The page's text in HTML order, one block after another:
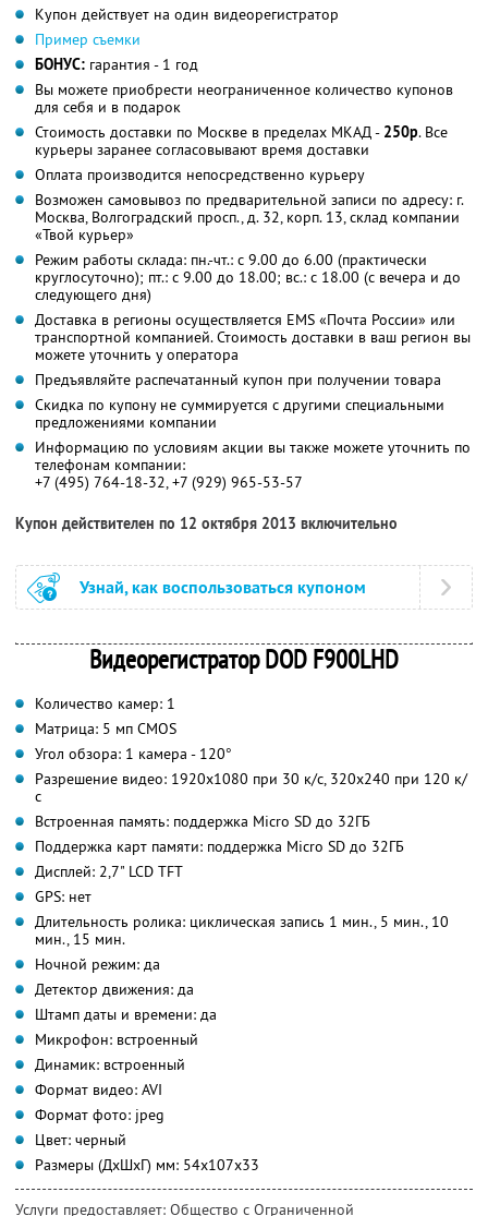
Купон действует на один видеорегистратор
Пример съемки
БОНУС: гарантия - 1 год
Вы можете приобрести неограниченное количество купонов
для себя и в подарок
Стоимость доставки по Москве в пределах МКАД - 250р. Все
курьеры заранее согласовывают время доставки
Оплата производится непосредственно курьеру
Возможен самовывоз по предварительной записи по адресу: г.
Москва, Волгоградский просп., д. 32, корп. 13, склад компании
«Твой курьер»
Режим работы склада: пн.-чт.: с 9.00 до 6.00 (практически
круглосуточно); пт.: с 9.00 до 18.00; вс.: с 18.00 (с вечера и до
следующего дня)
Доставка в регионы осуществляется EMS «Почта России» или
транспортной компанией. Стоимость доставки в ваш регион вы
можете уточнить у оператора
Предъявляйте распечатанный купон при получении товара
Скидка по купону не суммируется с другими специальными
предложениями компании
Информацию по условиям акции вы также можете уточнить по
телефонам компании:
+7 (495) 764-18-32, +7 (929) 965-53-57
Купон действителен по 12 октября 2013 включительно
Узнай, как воспользоваться купоном
Видеорегистратор DOD F900LHD
Количество камер: 1
Матрица: 5 мп CMOS
Угол обзора: 1 камера - 120°
Разрешение видео: 1920x1080 при 30 к/с, 320x240 при 120 к/
с
Встроенная память: поддержка Micro SD до 32ГБ
Поддержка карт памяти: поддержка Micro SD до 32ГБ
Дисплей: 2,7" LCD TFT
GPS: нет
Длительность ролика: циклическая запись 1 мин., 5 мин., 10
мин., 15 мин.
Ночной режим: да
Детектор движения: да
Штамп даты и времени: да
Микрофон: встроенный
Динамик: встроенный
Формат видео: AVI
Формат фото: jpeg
Цвет: черный
Размеры (ДхШхГ) мм: 54x107x33
Услуги предоставляет: Общество с Ограниченной